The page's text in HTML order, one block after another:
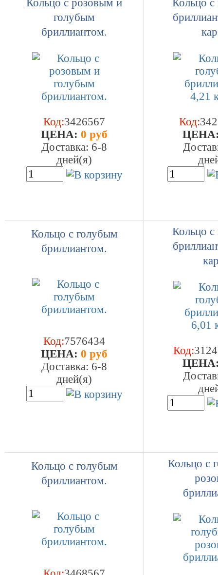
голубым
бриллиантом.
Код:3426567
ЦEHA: 0 руб
Доставка: 6-8
дней(я)
Код:
Кольцо с голубым
бриллиантом.
Код:7576434
ЦEHA: 0 руб
Доставка: 6-8
дней(я)
Кольцо
Код:
Кольцо с голубым
бриллиантом.
Кольцо с